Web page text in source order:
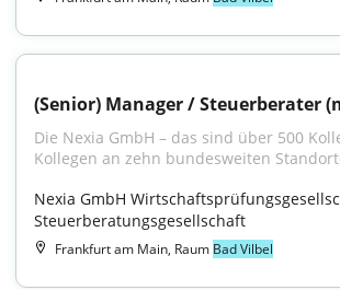
(Senior) Manager / Steuerberater
Die Nexia GmbH – das sind über 500
Kollegen an zehn bundesweiten
Nexia GmbH
Steuerberatungsgesellschaft
Frankfurt am Main, Raum Bad Vilbel